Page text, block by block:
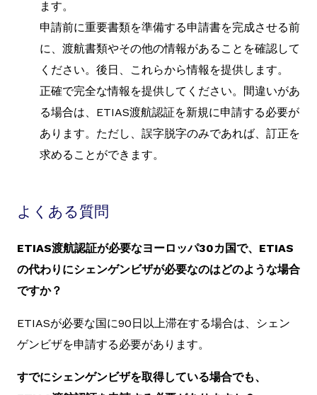
ます。
申請前に重要書類を準備する申請書を完成させる前
に、渡航書類やその他の情報があることを確認して
ください。後日、これらから情報を提供します。
正確で完全な情報を提供してください。間違いがあ
る場合は、ETIAS渡航認証を新規に申請する必要が
あります。ただし、誤字脱字のみであれば、訂正を
求めることができます。
よくある質問
ETIAS渡航認証が必要なヨーロッパ30カ国で、ETIAS
の代わりにシェンゲンビザが必要なのはどのような場合
ですか？
ETIASが必要な国に90日以上滞在する場合は、シェン
ゲンビザを申請する必要があります。
すでにシェンゲンビザを取得している場合でも、